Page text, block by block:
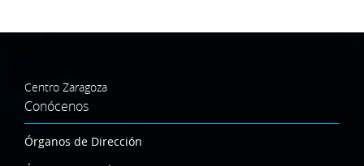
Centro Zaragoza
Conócenos
Órganos de Dirección